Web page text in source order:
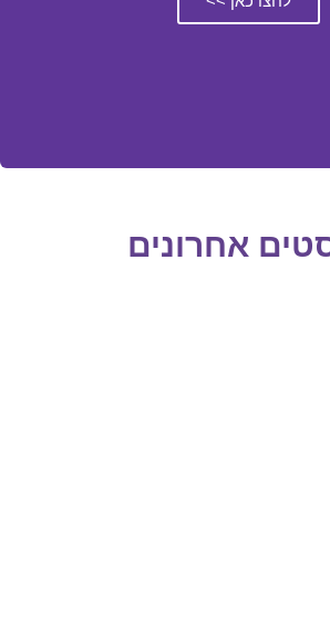
אחרונים